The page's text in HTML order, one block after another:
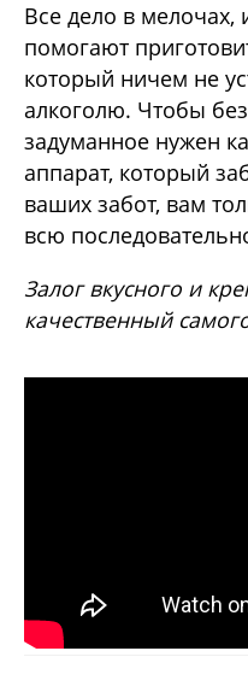
Все дело в мелочах,
помогают
который ничем не
алкоголю. Чтобы
задуманное нужен
аппарат, который
ваших забот, вам
всю
Залог вкусного и
качественный